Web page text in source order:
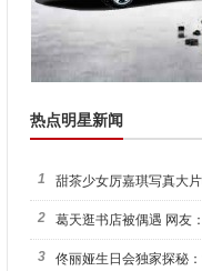
热点明星新闻
1 甜茶少女厉嘉琪写真大
2 葛天逛书店被偶遇 网友
3 佟丽娅生日会独家探秘